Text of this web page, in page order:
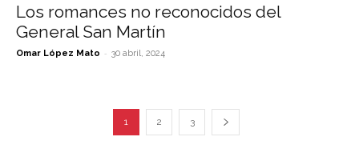
Los romances no reconocidos del
General San Martín
Omar López Mato - 30 abril, 2024
1 2 3